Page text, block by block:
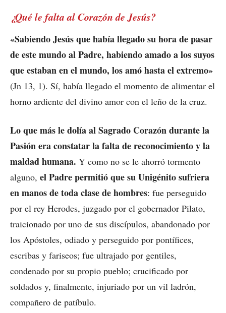
¿Qué le falta al Corazón de Jesús?
«Sabiendo Jesús que había llegado su hora de pasar
de este mundo al Padre, habiendo amado a los suyos
que estaban en el mundo, los amó hasta el extremo»
(Jn 13, 1). Sí, había llegado el momento de alimentar el
horno ardiente del divino amor con el leño de la cruz.
Lo que más le dolía al Sagrado Corazón durante la
Pasión era constatar la falta de reconocimiento y la
maldad humana. Y como no se le ahorró tormento
alguno, el Padre permitió que su Unigénito sufriera
en manos de toda clase de hombres: fue perseguido
por el rey Herodes, juzgado por el gobernador Pilato,
traicionado por uno de sus discípulos, abandonado por
los Apóstoles, odiado y perseguido por pontífices,
escribas y fariseos; fue ultrajado por gentiles,
condenado por su propio pueblo; crucificado por
soldados y, finalmente, injuriado por un vil ladrón,
compañero de patíbulo.